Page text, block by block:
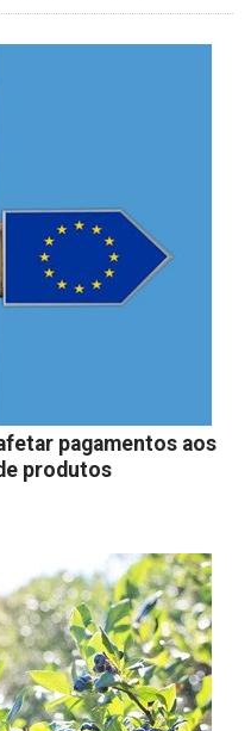
pagamentos aos
produtos